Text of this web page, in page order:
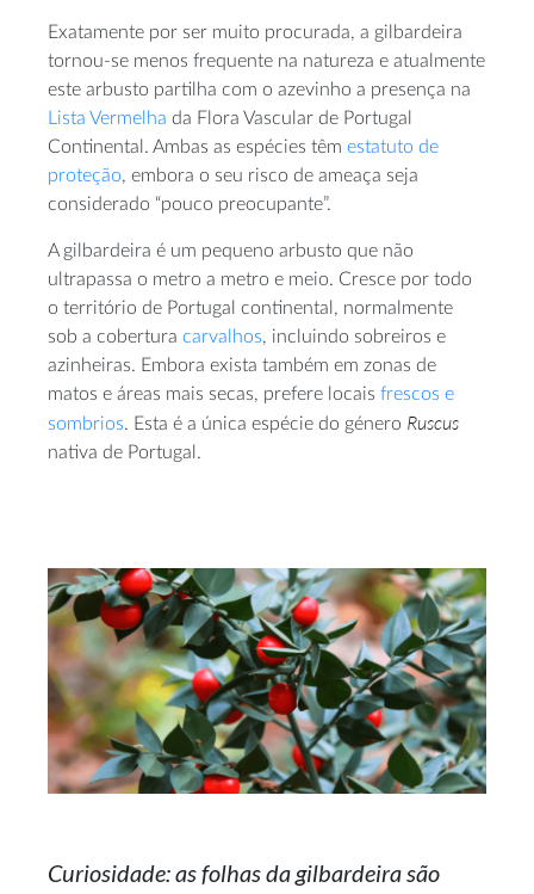
Exatamente por ser muito procurada, a gilbardeira
tornou-se menos frequente na natureza e atualmente
este arbusto partilha com o azevinho a presença na
Lista Vermelha da Flora Vascular de Portugal
Continental. Ambas as espécies têm estatuto de
proteção, embora o seu risco de ameaça seja
considerado “pouco preocupante”.
A gilbardeira é um pequeno arbusto que não
ultrapassa o metro a metro e meio. Cresce por todo
o território de Portugal continental, normalmente
sob a cobertura carvalhos, incluindo sobreiros e
azinheiras. Embora exista também em zonas de
matos e áreas mais secas, prefere locais frescos e
sombrios. Esta é a única espécie do género Ruscus
nativa de Portugal.
Curiosidade: as folhas da gilbardeira são